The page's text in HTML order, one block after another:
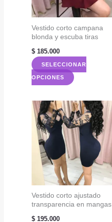
pueden
elegir
en
la
de
producto
Vestido corto campana
blonda y escuba tiras
$185.000
SELECCIONAR
OPCIONES
Este
tiene
múltiples
variantes.
Las
opciones
pueden
elegir
en
Vestido corto ajustado
transparencia en mangas
$195.000